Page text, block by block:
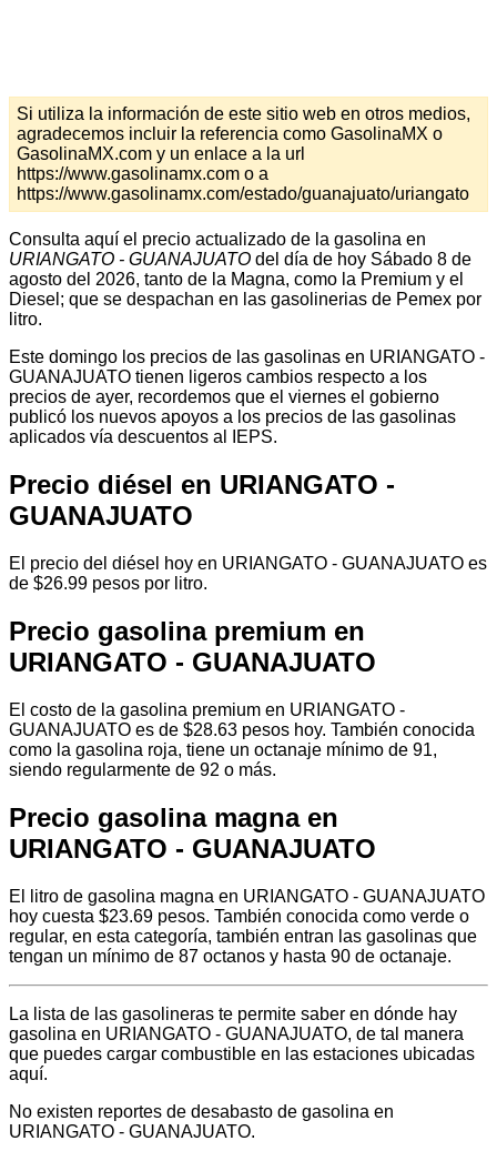
Si utiliza la información de este sitio web en otros medios,
agradecemos incluir la referencia como GasolinaMX o
GasolinaMX.com y un enlace a la url
https://www.gasolinamx.com o a
https://www.gasolinamx.com/estado/guanajuato/uriangato
Consulta aquí el precio actualizado de la gasolina en
URIANGATO - GUANAJUATO del día de hoy Sábado 8 de
agosto del 2026, tanto de la Magna, como la Premium y el
Diesel; que se despachan en las gasolinerias de Pemex por
litro.
Este domingo los precios de las gasolinas en URIANGATO -
GUANAJUATO tienen ligeros cambios respecto a los
precios de ayer, recordemos que el viernes el gobierno
publicó los nuevos apoyos a los precios de las gasolinas
aplicados vía descuentos al IEPS.
Precio diésel en URIANGATO -
GUANAJUATO
El precio del diésel hoy en URIANGATO - GUANAJUATO es
de $26.99 pesos por litro.
Precio gasolina premium en
URIANGATO - GUANAJUATO
El costo de la gasolina premium en URIANGATO -
GUANAJUATO es de $28.63 pesos hoy. También conocida
como la gasolina roja, tiene un octanaje mínimo de 91,
siendo regularmente de 92 o más.
Precio gasolina magna en
URIANGATO - GUANAJUATO
El litro de gasolina magna en URIANGATO - GUANAJUATO
hoy cuesta $23.69 pesos. También conocida como verde o
regular, en esta categoría, también entran las gasolinas que
tengan un mínimo de 87 octanos y hasta 90 de octanaje.
La lista de las gasolineras te permite saber en dónde hay
gasolina en URIANGATO - GUANAJUATO, de tal manera
que puedes cargar combustible en las estaciones ubicadas
aquí.
No existen reportes de desabasto de gasolina en
URIANGATO - GUANAJUATO.